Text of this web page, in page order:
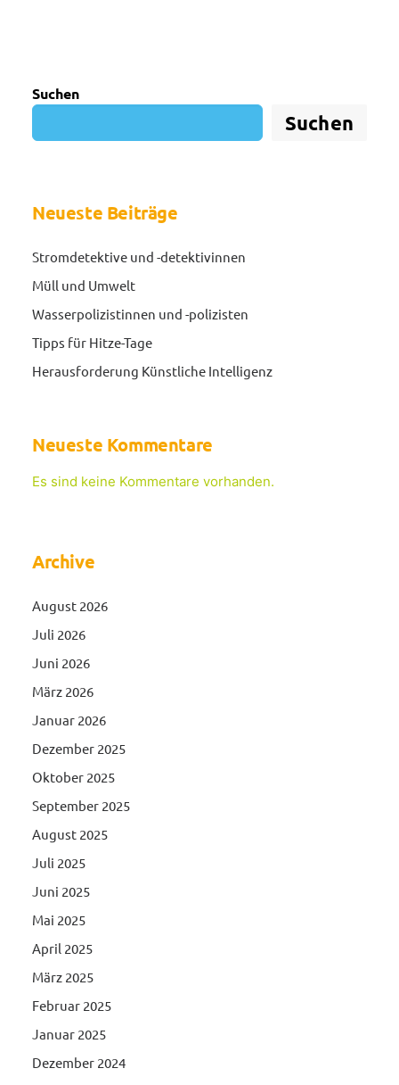
Suchen
Suchen
Neueste Beiträge
Stromdetektive und -detektivinnen
Müll und Umwelt
Wasserpolizistinnen und -polizisten
Tipps für Hitze-Tage
Herausforderung Künstliche Intelligenz
Neueste Kommentare
Es sind keine Kommentare vorhanden.
Archive
August 2026
Juli 2026
Juni 2026
März 2026
Januar 2026
Dezember 2025
Oktober 2025
September 2025
August 2025
Juli 2025
Juni 2025
Mai 2025
April 2025
März 2025
Februar 2025
Januar 2025
Dezember 2024